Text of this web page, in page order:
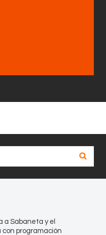
a Sabaneta y el
con programación